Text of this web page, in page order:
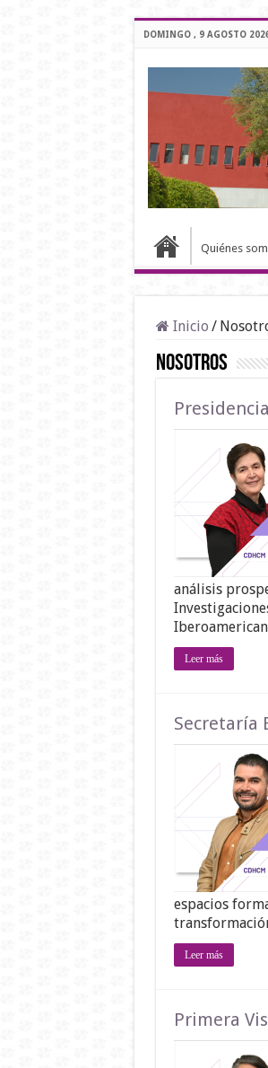
DOMINGO , 9 AGOSTO
Quiénes
Inicio /
Nosotros
Presidencia
análisis
Leer más
Secretaría
espacios
Leer más
Primera